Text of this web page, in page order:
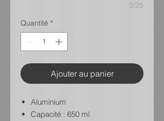
0/25
Quantité *
Ajouter au panier
Aluminium
Capacité : 650 ml